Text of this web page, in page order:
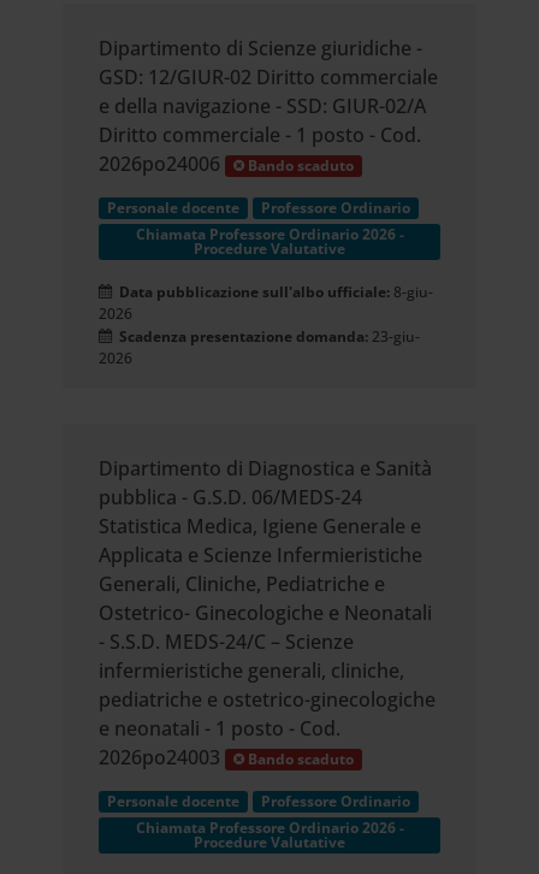
Dipartimento di Scienze giuridiche -
GSD: 12/GIUR-02 Diritto commerciale
e della navigazione - SSD: GIUR-02/A
Diritto commerciale - 1 posto - Cod.
2026po24006
Bando scaduto
Personale docente
Professore Ordinario
Chiamata Professore Ordinario 2026 -
Procedure Valutative
Data pubblicazione sull'albo ufficiale: 8-giu-
2026
Scadenza presentazione domanda: 23-giu-
2026
Dipartimento di Diagnostica e Sanità
pubblica - G.S.D. 06/MEDS-24
Statistica Medica, Igiene Generale e
Applicata e Scienze Infermieristiche
Generali, Cliniche, Pediatriche e
Ostetrico- Ginecologiche e Neonatali
- S.S.D. MEDS-24/C – Scienze
infermieristiche generali, cliniche,
pediatriche e ostetrico-ginecologiche
e neonatali - 1 posto - Cod.
2026po24003
Bando scaduto
Personale docente
Professore Ordinario
Chiamata Professore Ordinario 2026 -
Procedure Valutative